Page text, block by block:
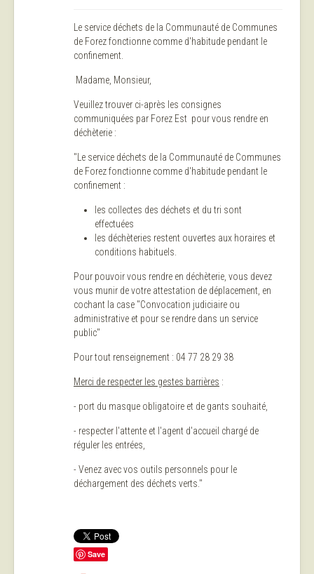
Le service déchets de la Communauté de Communes
de Forez fonctionne comme d'habitude pendant le
confinement.
Madame, Monsieur,
Veuillez trouver ci-après les consignes
communiquées par Forez Est pour vous rendre en
déchèterie :
"Le service déchets de la Communauté de Communes
de Forez fonctionne comme d'habitude pendant le
confinement :
les collectes des déchets et du tri sont
effectuées
les déchèteries restent ouvertes aux horaires et
conditions habituels.
Pour pouvoir vous rendre en déchèterie, vous devez
vous munir de votre attestation de déplacement, en
cochant la case "Convocation judiciaire ou
administrative et pour se rendre dans un service
public"
Pour tout renseignement : 04 77 28 29 38
Merci de respecter les gestes barrières :
- port du masque obligatoire et de gants souhaité,
- respecter l'attente et l'agent d'accueil chargé de
réguler les entrées,
- Venez avec vos outils personnels pour le
déchargement des déchets verts."
Save